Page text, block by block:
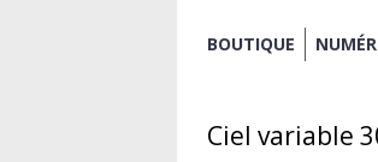
Aller
principal
BOUTIQUE
Ciel variable